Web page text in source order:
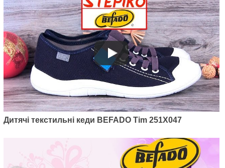
Дитячі текстильні кеди BEFADO Tim 251X047